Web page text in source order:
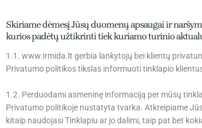
Skiriame dėmesį Jūsų duomenų apsaugai ir
kurios padėtų užtikrinti tiek kuriamo turinio
1.1. www.irmida.lt gerbia lankytojų bei klientų
Privatumo politikos tikslas informuoti tinklapio
1.2. Perduodami asmeninę informaciją per mūsų
Privatumo politikoje nustatyta tvarka. Atkreipiame
kitaip naudojasi Tinklapiu ar jo dalimi, taip pat bet